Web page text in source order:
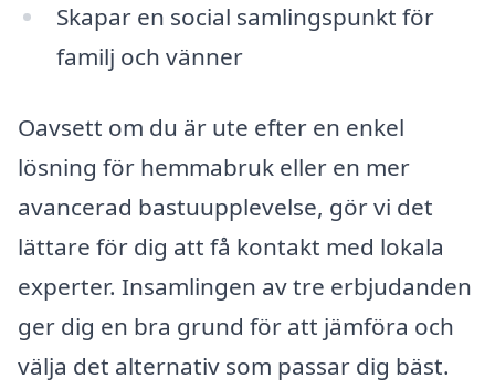
Skapar en social samlingspunkt för
familj och vänner
Oavsett om du är ute efter en enkel
lösning för hemmabruk eller en mer
avancerad bastuupplevelse, gör vi det
lättare för dig att få kontakt med lokala
experter. Insamlingen av tre erbjudanden
ger dig en bra grund för att jämföra och
välja det alternativ som passar dig bäst.